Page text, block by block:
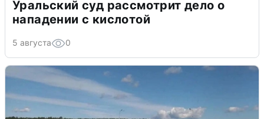
Уральский суд рассмотрит дело о
нападении с кислотой
5 августа 0